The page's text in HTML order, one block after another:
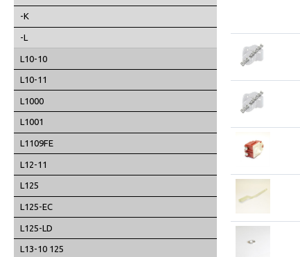
-K
-L
L10-10
L10-11
L1000
L1001
L1109FE
L12-11
L125
L125-EC
L125-LD
L13-10 125